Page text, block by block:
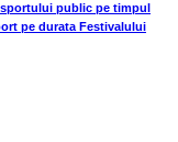
public pe timpul
pe durata Festivalului